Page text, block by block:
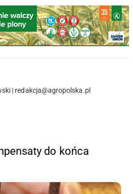
| redakcja@agropolska.pl
do końca